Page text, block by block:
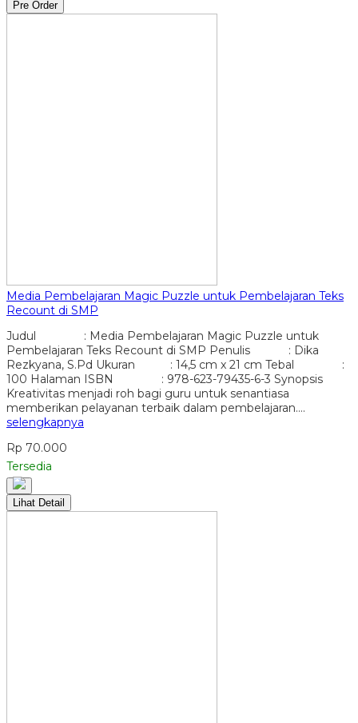
Pre Order
Media Pembelajaran Magic Puzzle untuk Pembelajaran Teks
Recount di SMP
Judul : Media Pembelajaran Magic Puzzle untuk
Pembelajaran Teks Recount di SMP Penulis : Dika
Rezkyana, S.Pd Ukuran : 14,5 cm x 21 cm Tebal :
100 Halaman ISBN : 978-623-79435-6-3 Synopsis
Kreativitas menjadi roh bagi guru untuk senantiasa
memberikan pelayanan terbaik dalam pembelajaran….
selengkapnya
Rp 70.000
Tersedia
Lihat Detail